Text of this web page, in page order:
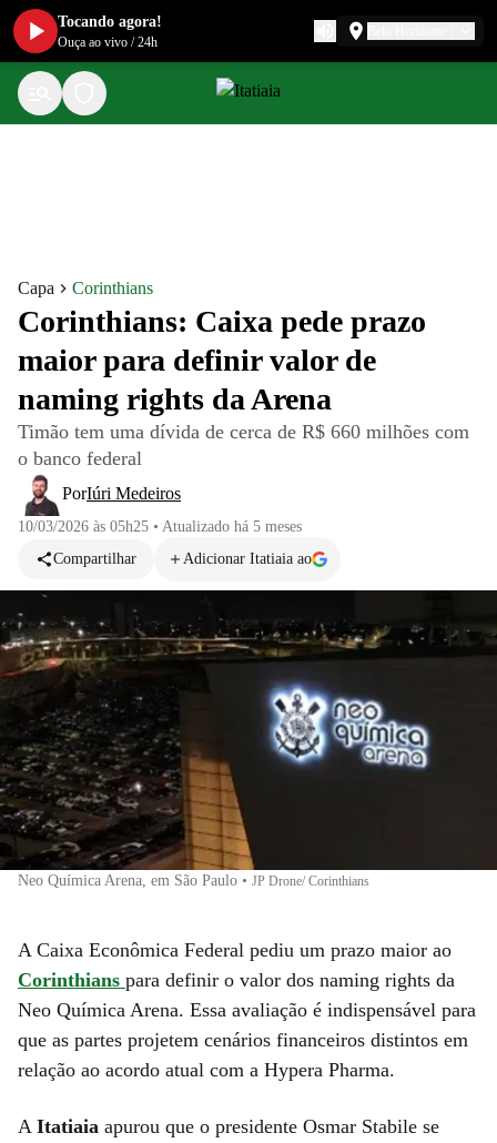
Capa Corinthians
Corinthians: Caixa pede prazo
maior para definir valor de
naming rights da Arena
Timão tem uma dívida de cerca de R$ 660 milhões com
o banco federal
PorIúri Medeiros
10/03/2026 às 05h25 • Atualizado há 5 meses
Compartilhar
Adicionar Itatiaia ao
Neo Química Arena, em São Paulo • JP Drone/ Corinthians
A Caixa Econômica Federal pediu um prazo maior ao
Corinthians para definir o valor dos naming rights da
Neo Química Arena. Essa avaliação é indispensável para
que as partes projetem cenários financeiros distintos em
relação ao acordo atual com a Hypera Pharma.
A Itatiaia apurou que o presidente Osmar Stabile se
Tocando agora!
Ouça ao vivo /24h